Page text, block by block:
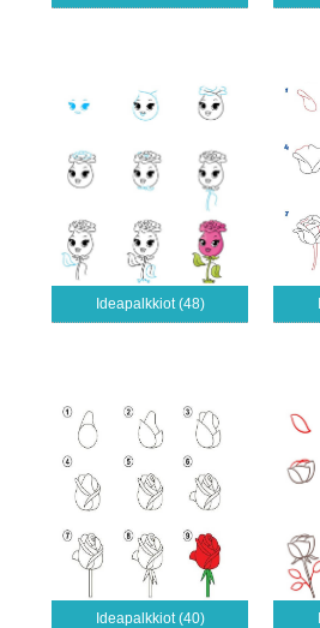
Ideapalkkiot (48)
Ideapalkkiot (40)